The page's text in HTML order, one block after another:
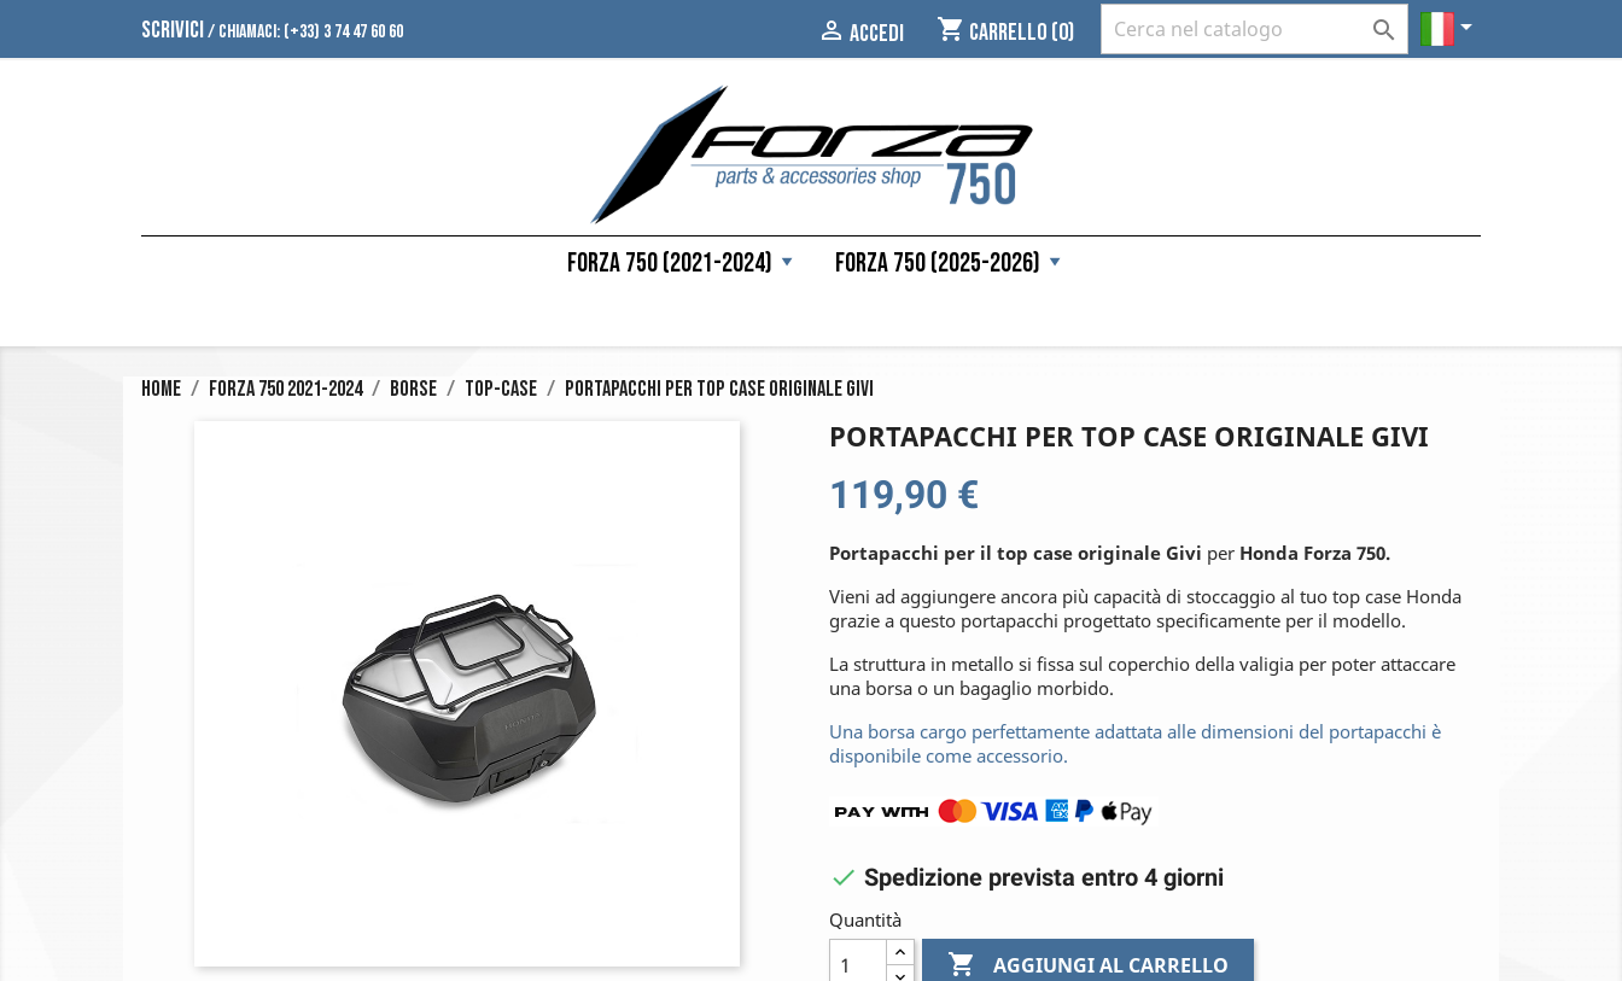
SCRIVICI/ CHIAMACI: (+33) 3 74 47 60 60  ACCEDI shopping_cart Carrello (0)  
Forza 750 (2021-2024) Forza 750 (2025-2026)
Home Forza 750 2021-2024 Borse Top-Case Portapacchi per top case originale Givi
PORTAPACCHI PER TOP CASE ORIGINALE GIVI
119,90 €
Portapacchi per il top case originale Givi per Honda Forza 750.
Vieni ad aggiungere ancora più capacità di stoccaggio al tuo top case Honda
grazie a questo portapacchi progettato specificamente per il modello.
La struttura in metallo si fissa sul coperchio della valigia per poter attaccare
una borsa o un bagaglio morbido.
Una borsa cargo perfettamente adattata alle dimensioni del portapacchi è
disponibile come accessorio.
 Spedizione prevista entro 4 giorni
Quantità
 AGGIUNGI AL CARRELLO